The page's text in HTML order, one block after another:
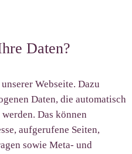
Daten?
Webseite. Dazu
Daten, die automatisch
Das können
aufgerufene Seiten,
sowie Meta- und